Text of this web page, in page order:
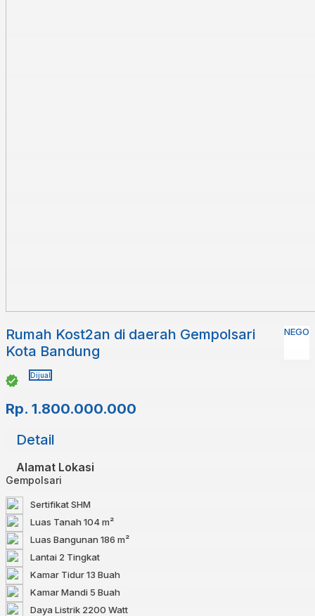
Rumah Kost2an di daerah Gempolsari
Kota Bandung
NEGO
Dijual
Rp. 1.800.000.000
Detail
Alamat Lokasi
Gempolsari
SertifikatSHM
Luas Tanah 104 m²
Luas Bangunan 186 m²
Lantai 2 Tingkat
Kamar Tidur13 Buah
Kamar Mandi 5 Buah
Daya Listrik 2200 Watt